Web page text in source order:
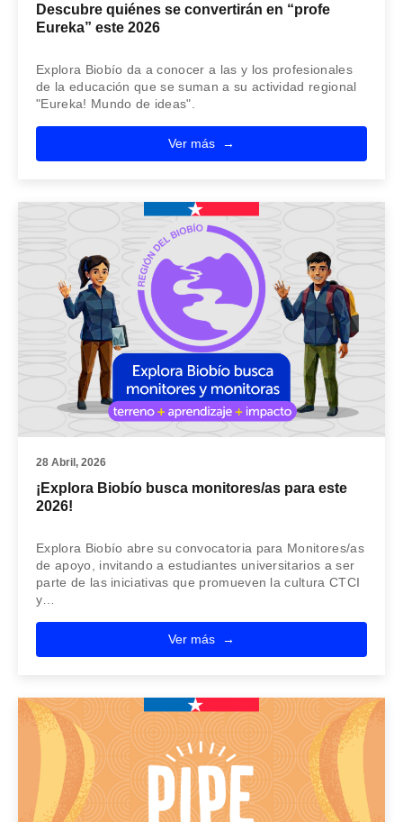
Descubre quiénes se convertirán en “profe
Eureka” este 2026
Explora Biobío da a conocer a las y los profesionales
de la educación que se suman a su actividad regional
"Eureka! Mundo de ideas".
Ver más
28 Abril, 2026
¡Explora Biobío busca monitores/as para este
2026!
Explora Biobío abre su convocatoria para Monitores/as
de apoyo, invitando a estudiantes universitarios a ser
parte de las iniciativas que promueven la cultura CTCI
y…
Ver más